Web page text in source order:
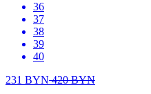
36
37
38
39
40
231 BYN420BYN